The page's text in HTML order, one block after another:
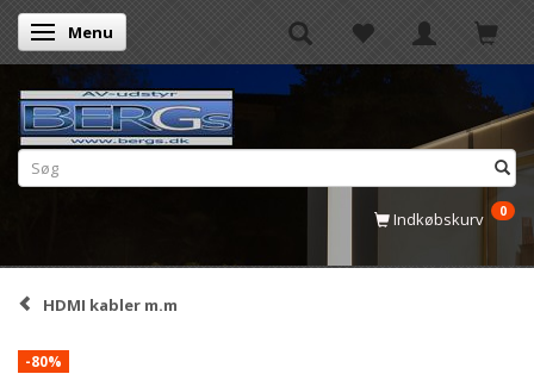
Skifte navigation
Menu
Indkøbskurv 0
HDMI kabler m.m
-80%